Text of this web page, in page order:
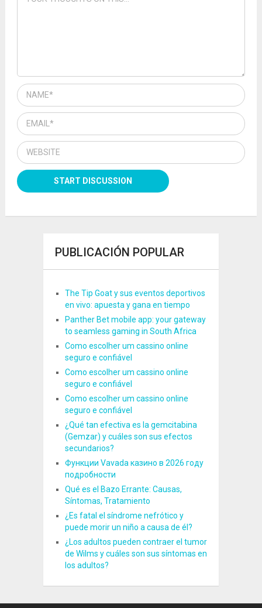
PUBLICACIÓN POPULAR
The Tip Goat y sus eventos deportivos
en vivo: apuesta y gana en tiempo
Panther Bet mobile app: your gateway
to seamless gaming in South Africa
Como escolher um cassino online
seguro e confiável
Como escolher um cassino online
seguro e confiável
Como escolher um cassino online
seguro e confiável
¿Qué tan efectiva es la gemcitabina
(Gemzar) y cuáles son sus efectos
secundarios?
Функции Vavada казино в 2026 году
подробности
Qué es el Bazo Errante: Causas,
Síntomas, Tratamiento
¿Es fatal el síndrome nefrótico y
puede morir un niño a causa de él?
¿Los adultos pueden contraer el tumor
de Wilms y cuáles son sus síntomas en
los adultos?